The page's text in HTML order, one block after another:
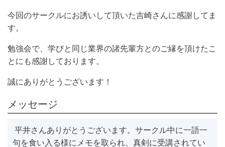
今回のサークルにお誘いして頂いた吉崎さんに感謝してま
す。
勉強会で、学びと同じ業界の諸先輩方とのご縁を頂けたこ
とにも感謝しております。
誠にありがとうございます！
メッセージ
平井さんありがとうございます。サークル中に一語一
句を食い入る様にメモを取られ、真剣に受講されてい